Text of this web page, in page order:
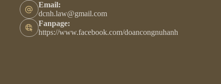
Email:
dcnh.law@gmail.com
Fanpage:
https://www.facebook.com/doancongnuhanh